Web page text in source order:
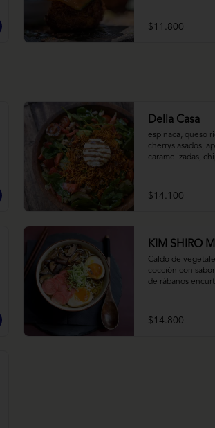
sobre salsa de
wasabi y tierra de
$11.800
Della Casa
espinaca, queso
cherrys asados,
caramelizadas,
$14.100
KIM SHIRO
Caldo de
cocción con
de rábanos
como opción
infaltables fideos
$14.800